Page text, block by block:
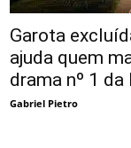
Garota
ajuda quem
drama nº 1
Gabriel Pietro